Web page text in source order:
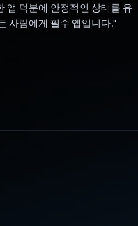
앱 덕분에 안정적인 상태를 유
사람에게 필수 앱입니다."